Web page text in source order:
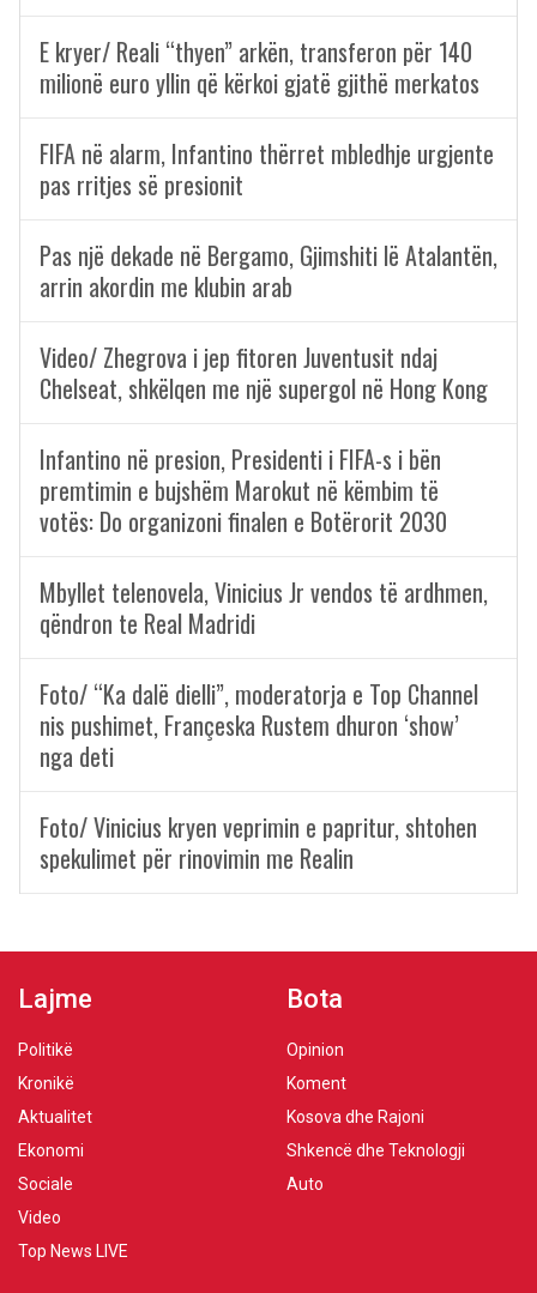
E kryer/ Reali “thyen” arkën, transferon për 140
milionë euro yllin që kërkoi gjatë gjithë merkatos
FIFA në alarm, Infantino thërret mbledhje urgjente
pas rritjes së presionit
Pas një dekade në Bergamo, Gjimshiti lë Atalantën,
arrin akordin me klubin arab
Video/ Zhegrova i jep fitoren Juventusit ndaj
Chelseat, shkëlqen me një supergol në Hong Kong
Infantino në presion, Presidenti i FIFA-s i bën
premtimin e bujshëm Marokut në këmbim të
votës: Do organizoni finalen e Botërorit 2030
Mbyllet telenovela, Vinicius Jr vendos të ardhmen,
qëndron te Real Madridi
Foto/ “Ka dalë dielli”, moderatorja e Top Channel
nis pushimet, Françeska Rustem dhuron ‘show’
nga deti
Foto/ Vinicius kryen veprimin e papritur, shtohen
spekulimet për rinovimin me Realin
Lajme
Politikë
Kronikë
Aktualitet
Ekonomi
Sociale
Video
Top News LIVE
Bota
Opinion
Koment
Kosova dhe Rajoni
Shkencë dhe Teknologji
Auto